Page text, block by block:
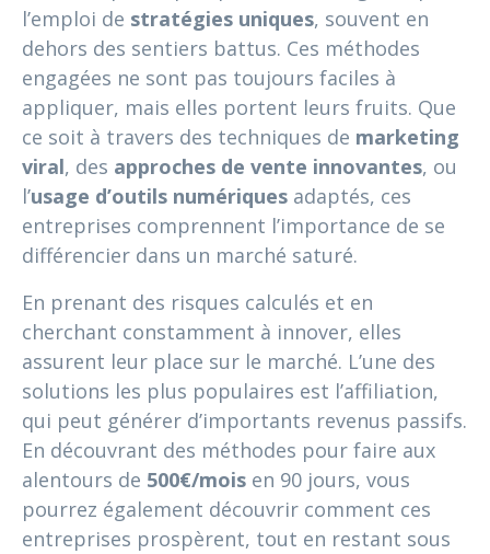
l’emploi de stratégies uniques, souvent en
dehors des sentiers battus. Ces méthodes
engagées ne sont pas toujours faciles à
appliquer, mais elles portent leurs fruits. Que
ce soit à travers des techniques de marketing
viral, des approches de vente innovantes, ou
l’usage d’outils numériques adaptés, ces
entreprises comprennent l’importance de se
différencier dans un marché saturé.
En prenant des risques calculés et en
cherchant constamment à innover, elles
assurent leur place sur le marché. L’une des
solutions les plus populaires est l’affiliation,
qui peut générer d’importants revenus passifs.
En découvrant des méthodes pour faire aux
alentours de 500€/mois en 90 jours, vous
pourrez également découvrir comment ces
entreprises prospèrent, tout en restant sous